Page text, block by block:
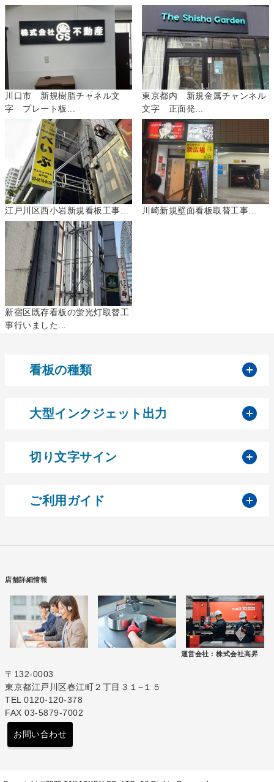
川口市 新規樹脂チャネル文
字 プレート板...
東京都内 新規金属チャンネル
文字 正面発...
江戸川区西小岩新規看板工事... 川崎新規壁面看板取替工事...
新宿区既存看板の蛍光灯取替工
事行いました...
看板の種類
大型インクジェット出力
切り文字サイン
ご利用ガイド
店舗詳細情報
運営会社 : 株式会社高昇
〒132-0003
東京都江戸川区春江町２丁目３１−１５
TEL 0120-120-378
FAX 03-5879-7002
お問い合わせ